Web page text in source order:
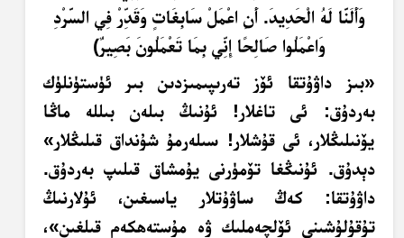
وَأَلَنَّا لَهُ الْحَدِيدَ. أَنِ اعْمَلْ سَابِغَاتٍ وَقَدِّرْ فِي السَّرْدِ
وَاعْمَلُوا صَالِحًا إِنِّي بِمَا تَعْمَلُونَ بَصِيرٌ﴾
«بىز داۋۇتقا ئۆز تەرىپىمىزدىن بىر ئۈستۈنلۈك
بەردۇق: ئى تاغلار! ئۇنىڭ بىلەن بىللە ماڭا
يۆنىلىڭلار، ئى قۇشلار! سىلەرمۇ شۇنداق قىلىڭلار»
دېدۇق. ئۇنىڭغا تۆمۈرنى يۇمشاق قىلىپ بەردۇق.
داۋۇتقا: كەڭ ساۋۇتلار ياسىغىن، ئۇلارنىڭ
تۇقۇلۇشىنى ئۆلچەملىك ۋە مۇستەھكەم قىلغىن»،